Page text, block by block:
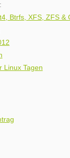
Btrfs, XFS, ZFS &
Linux Tagen